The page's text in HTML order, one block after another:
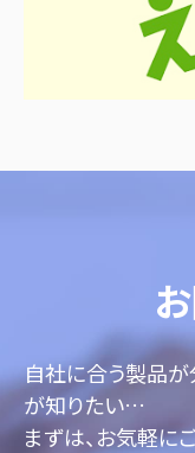
自社に合う製品が
が知りたい…
まずは、お気軽に